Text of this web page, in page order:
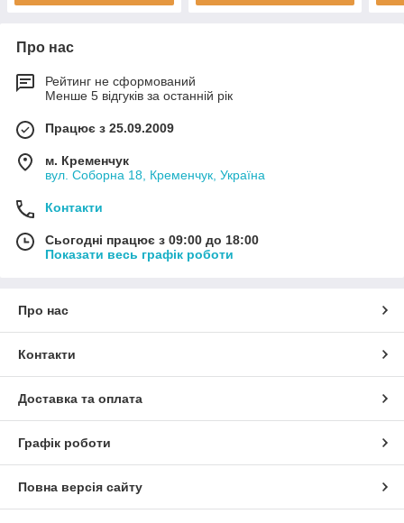
Про нас
Рейтинг не сформований
Менше 5 відгуків за останній рік
Працює з 25.09.2009
м. Кременчук
вул. Соборна 18, Кременчук, Україна
Контакти
Сьогодні працює з 09:00 до 18:00
Показати весь графік роботи
Про нас
Контакти
Доставка та оплата
Графік роботи
Повна версія сайту